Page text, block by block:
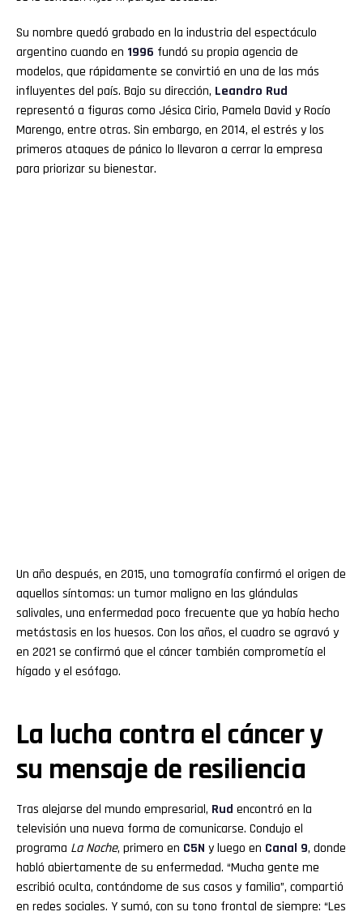
Su nombre quedó grabado en la industria del espectáculo
argentino cuando en 1996 fundó su propia agencia de
modelos, que rápidamente se convirtió en una de las más
influyentes del país. Bajo su dirección, Leandro Rud
representó a figuras como Jésica Cirio, Pamela David y Rocío
Marengo, entre otras. Sin embargo, en 2014, el estrés y los
primeros ataques de pánico lo llevaron a cerrar la empresa
para priorizar su bienestar.
Un año después, en 2015, una tomografía confirmó el origen de
aquellos síntomas: un tumor maligno en las glándulas
salivales, una enfermedad poco frecuente que ya había hecho
metástasis en los huesos. Con los años, el cuadro se agravó y
en 2021 se confirmó que el cáncer también comprometía el
hígado y el esófago.
La lucha contra el cáncer y
su mensaje de resiliencia
Tras alejarse del mundo empresarial, Rud encontró en la
televisión una nueva forma de comunicarse. Condujo el
programa La Noche, primero en C5N y luego en Canal 9, donde
habló abiertamente de su enfermedad. “Mucha gente me
escribió oculta, contándome de sus casos y familia”, compartió
en redes sociales. Y sumó, con su tono frontal de siempre: “Les